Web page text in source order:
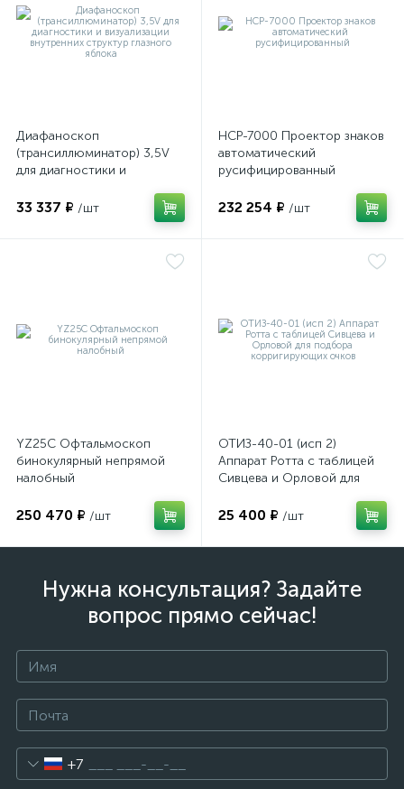
Диафаноскоп
(трансиллюминатор) 3,5V
для диагностики и
структур глазного яблока
33 337 ₽ /шт
НСР-7000 Проектор знаков
автоматический
русифицированный
232 254 ₽ /шт
YZ25C Офтальмоскоп
бинокулярный непрямой
налобный
250 470 ₽ /шт
ОТИЗ-40-01 (исп 2)
Аппарат Ротта с таблицей
Сивцева и Орловой для
очков
25 400 ₽ /шт
Нужна консультация? Задайте
вопрос прямо сейчас!
+7